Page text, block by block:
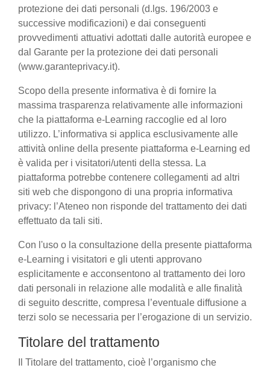
protezione dei dati personali (d.lgs. 196/2003 e
successive modificazioni) e dai conseguenti
provvedimenti attuativi adottati dalle autorità europee e
dal Garante per la protezione dei dati personali
(www.garanteprivacy.it).
Scopo della presente informativa è di fornire la
massima trasparenza relativamente alle informazioni
che la piattaforma e-Learning raccoglie ed al loro
utilizzo. L’informativa si applica esclusivamente alle
attività online della presente piattaforma e-Learning ed
è valida per i visitatori/utenti della stessa. La
piattaforma potrebbe contenere collegamenti ad altri
siti web che dispongono di una propria informativa
privacy: l’Ateneo non risponde del trattamento dei dati
effettuato da tali siti.
Con l'uso o la consultazione della presente piattaforma
e-Learning i visitatori e gli utenti approvano
esplicitamente e acconsentono al trattamento dei loro
dati personali in relazione alle modalità e alle finalità
di seguito descritte, compresa l’eventuale diffusione a
terzi solo se necessaria per l’erogazione di un servizio.
Titolare del trattamento
Il Titolare del trattamento, cioè l’organismo che